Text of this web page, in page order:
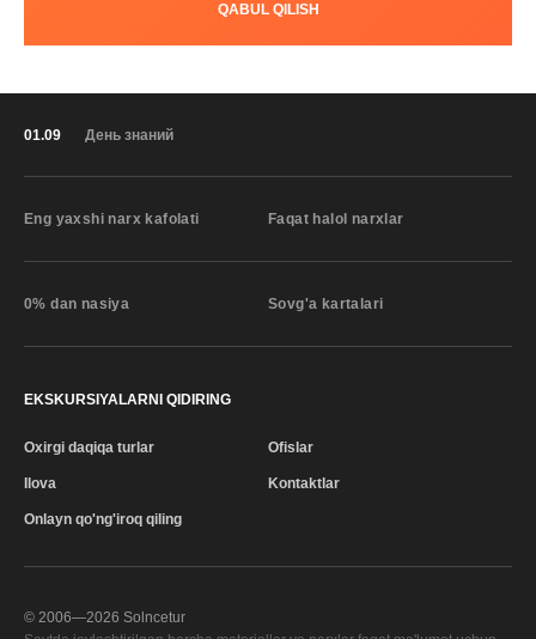
QABUL QILISH
01.09 День знаний
Eng yaxshi narx kafolati Faqat halol narxlar
0% dan nasiya Sovg'a kartalari
EKSKURSIYALARNI QIDIRING
Oxirgi daqiqa turlar
Ilova
Onlayn qo'ng'iroq qiling
Ofislar
Kontaktlar
© 2006—2026 Solncetur